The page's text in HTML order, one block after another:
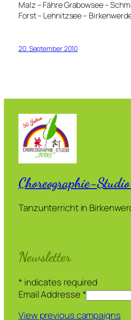
Malz – Fähre Grabowsee –
Forst – Lehnitzsee –
20. September 2010
Choreographie-
Tanzunterricht in
Newsletter
* indicates required
Email Addresse*
View previous campaigns